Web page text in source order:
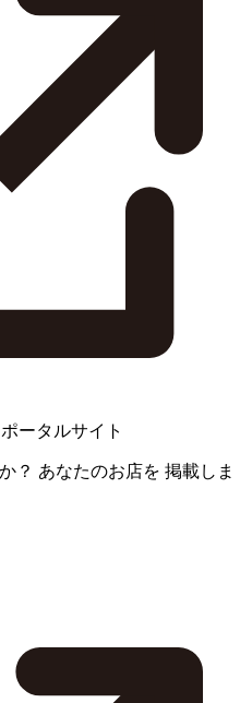
ータルサイト
？ あなたのお店を 掲載しま